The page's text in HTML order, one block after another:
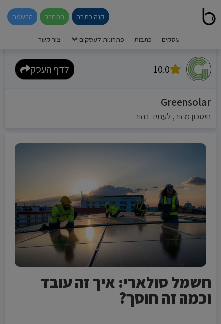
קנה כתבה התחבר הרשמה
עסקים כתבות פתרונות לעסקים צור קשר
10.0 לדף העסק
Greensolar
חיסכון מהיר, לעתיד בהיר
חשמל סולארי: איך זה עובד
וכמה זה חוסך?